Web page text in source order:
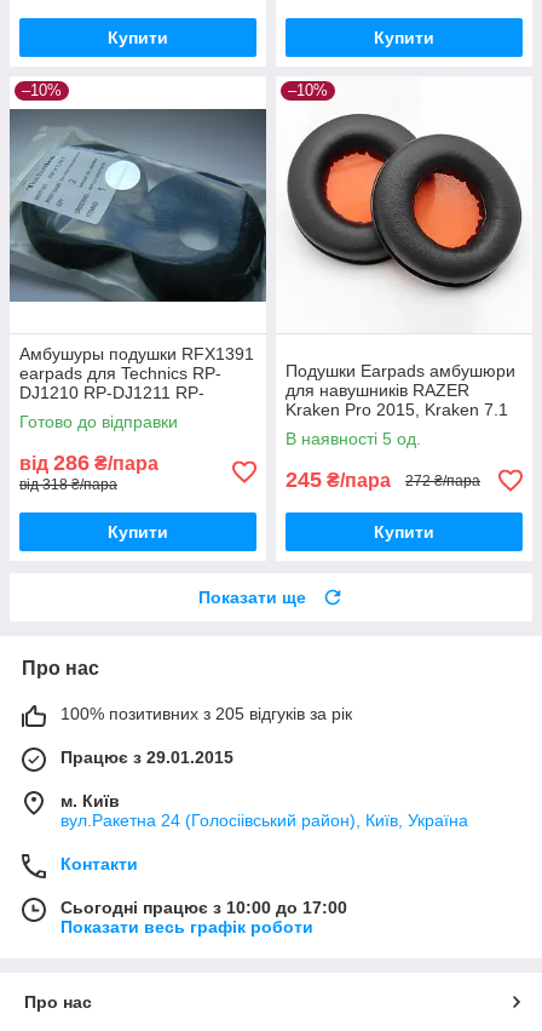
Купити Купити
–10%
Амбушуры подушки RFX1391
earpads для Technics RP-
DJ1210 RP-DJ1211 RP-
DJ1200 EAH-DJ1200
Готово до відправки
від 286 ₴/пара
від 318 ₴/пара
Купити
–10%
Подушки Earpads амбушюри
для навушників RAZER
Kraken Pro 2015, Kraken 7.1
Chroma, USB, Essential
В наявності 5 од.
245 ₴/пара 272 ₴/пара
Купити
Показати ще
Про нас
100% позитивних з 205 відгуків за рік
Працює з 29.01.2015
м. Київ
вул.Ракетна 24 (Голосіівський район), Київ, Україна
Контакти
Сьогодні працює з 10:00 до 17:00
Показати весь графік роботи
Про нас